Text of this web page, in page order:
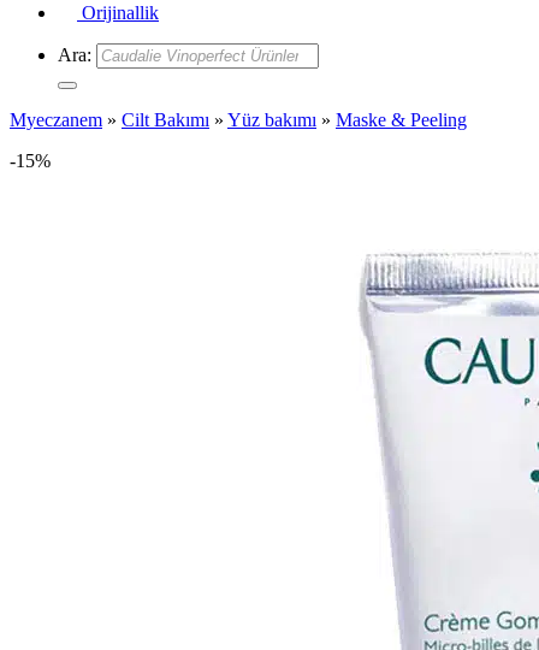
Orijinallik
Ara:
Myeczanem » Cilt Bakımı » Yüz bakımı » Maske & Peeling
-15%